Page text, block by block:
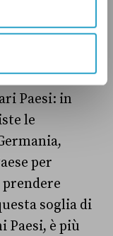
per tutti gli
in modo
ricevuti.
Paesi: in
le
per
soglia di
Paesi, è più